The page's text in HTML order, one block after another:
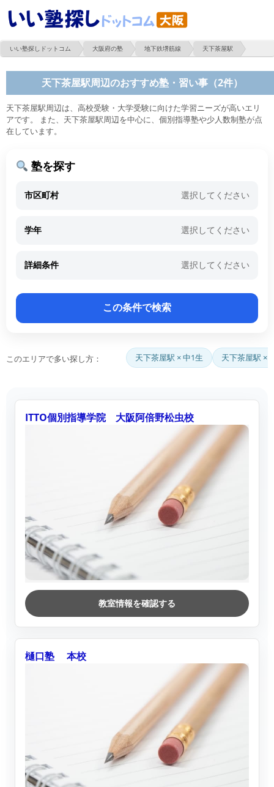
いい塾探しドットコム 大阪府の塾 地下鉄堺筋線 天下茶屋駅
天下茶屋駅周辺のおすすめ塾・習い事（2件）
天下茶屋駅周辺は、高校受験・大学受験に向けた学習ニーズが高いエリ
アです。 また、天下茶屋駅周辺を中心に、個別指導塾や少人数制塾が点
在しています。
塾を探す
市区町村 選択してください
学年 選択してください
詳細条件 選択してください
このエリアで多い探し方： 天下茶屋駅 × 中1生 天下茶屋駅 ×
ITTO個別指導学院 大阪阿倍野松虫校
教室情報を確認する
樋口塾 本校